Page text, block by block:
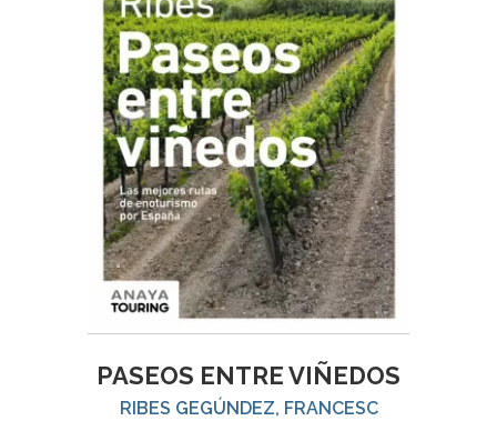
PASEOS ENTRE VIÑEDOS
RIBES GEGÚNDEZ, FRANCESC